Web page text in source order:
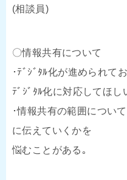
(相談員)
〇情報共有について
･ﾃﾞｼﾞﾀﾙ化が進められて
ﾃﾞｼﾞﾀﾙ化に対応してほし
･情報共有の範囲につい
に伝えていくかを
悩むことがある｡